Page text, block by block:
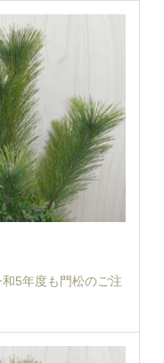
和5年度も門松のご注